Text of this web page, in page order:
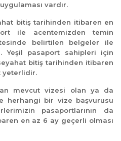
vardır.
bitiş tarihinden itibaren en
ile acentemizden temin
belirtilen belgeler ile
Yeşil pasaport sahipleri için
bitiş tarihinden itibaren
yeterlidir.
mevcut vizesi olan ya da
herhangi bir vize başvurusu
pasaportlarının da
en az 6 ay geçerli olması